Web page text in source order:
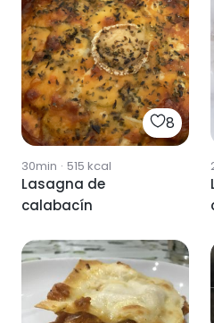
8
30min · 515 kcal
Lasagna de
calabacín